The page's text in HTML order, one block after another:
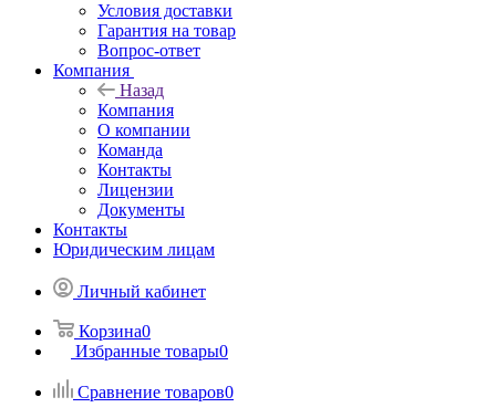
Условия доставки
Гарантия на товар
Вопрос-ответ
Компания
Назад
Компания
О компании
Команда
Контакты
Лицензии
Документы
Контакты
Юридическим лицам
Личный кабинет
Корзина0
Избранные товары0
Сравнение товаров0